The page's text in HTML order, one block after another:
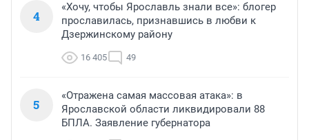
4
«Хочу, чтобы Ярославль знали все»: блогер
прославилась, признавшись в любви к
Дзержинскому району
16 405 49
5
«Отражена самая массовая атака»: в
Ярославской области ликвидировали 88
БПЛА. Заявление губернатора